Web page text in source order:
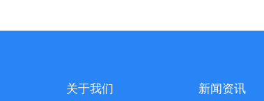
关于我们 新闻资讯